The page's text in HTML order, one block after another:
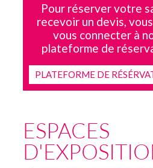
Pour réserver votre
recevoir un devis,
vous connecter à
plateforme de
PLATEFORME DE
ESPACES